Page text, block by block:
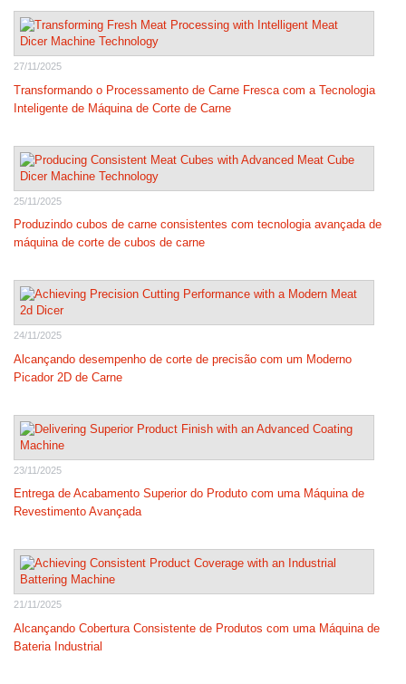
27/11/2025
Transformando o Processamento de Carne Fresca com a Tecnologia
Inteligente de Máquina de Corte de Carne
25/11/2025
Produzindo cubos de carne consistentes com tecnologia avançada de
máquina de corte de cubos de carne
24/11/2025
Alcançando desempenho de corte de precisão com um Moderno
Picador 2D de Carne
23/11/2025
Entrega de Acabamento Superior do Produto com uma Máquina de
Revestimento Avançada
21/11/2025
Alcançando Cobertura Consistente de Produtos com uma Máquina de
Bateria Industrial